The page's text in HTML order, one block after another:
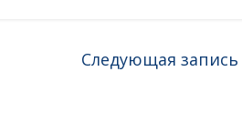
Следующая запись